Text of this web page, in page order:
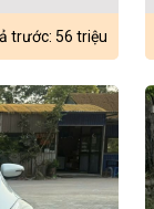
trước: 56 triệu